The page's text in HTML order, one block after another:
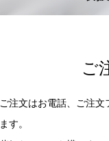
ご
ご注文はお電話、ご注文
ます。